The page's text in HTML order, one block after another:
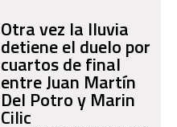
Otra vez la lluvia
detiene el duelo por
cuartos de final
entre Juan Martín
Del Potro y Marin
Cilic